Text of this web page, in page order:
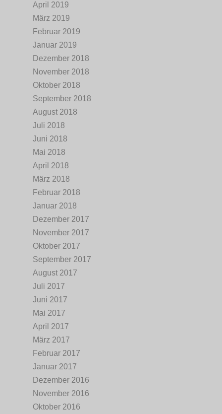
April 2019
März 2019
Februar 2019
Januar 2019
Dezember 2018
November 2018
Oktober 2018
September 2018
August 2018
Juli 2018
Juni 2018
Mai 2018
April 2018
März 2018
Februar 2018
Januar 2018
Dezember 2017
November 2017
Oktober 2017
September 2017
August 2017
Juli 2017
Juni 2017
Mai 2017
April 2017
März 2017
Februar 2017
Januar 2017
Dezember 2016
November 2016
Oktober 2016